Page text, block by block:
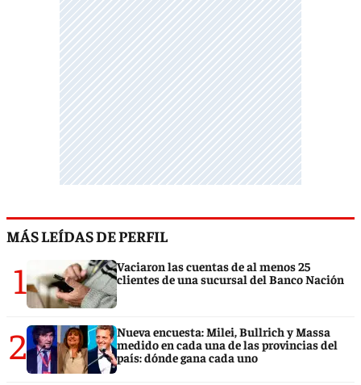
MÁS LEÍDAS DE PERFIL
1
Vaciaron las cuentas de al menos 25
clientes de una sucursal del Banco Nación
2
Nueva encuesta: Milei, Bullrich y Massa
medido en cada una de las provincias del
país: dónde gana cada uno